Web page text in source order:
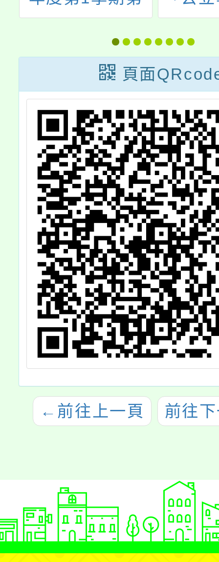
次代理教師
分次招考）
教職員一次
金及養老給
惠存款辦法
15條條文勘
1份
頁面
← 前往上一頁 前往